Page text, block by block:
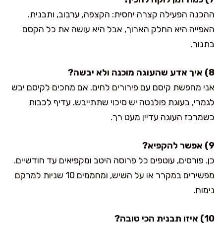
ההכנה הפעילה קצרה יחסית: הקצפה, ערבוב, ותבנית.
האפייה היא החלק הארוך, אבל היא עושה את כל הקסם
בתנור.
8) איך אדע שהעוגה מוכנה ולא יבשה?
אני מחפשת קיסם עם פירורים לחים. אם מחכים לקיסם יבש
לגמרי, בעוגת פולנטה יש סיכוי שתתייבש. עדיף לכבות
כשמרכז העוגה עדיין מעט רך.
9) אפשר להקפיא?
כן. פורסים, עוטפים כל פרוסה היטב ומקפיאים עד חודשיים.
מפשירים במקרר או על השיש, ומחממים 10 שניות למרקם
נימוח.
10) איזו תבנית הכי טובה?